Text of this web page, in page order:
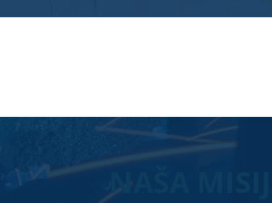
NAŠA MISIJA